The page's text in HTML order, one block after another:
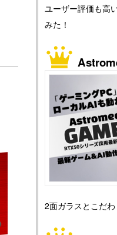
ユーザー評価も高
みた！
2面ガラスとこだ